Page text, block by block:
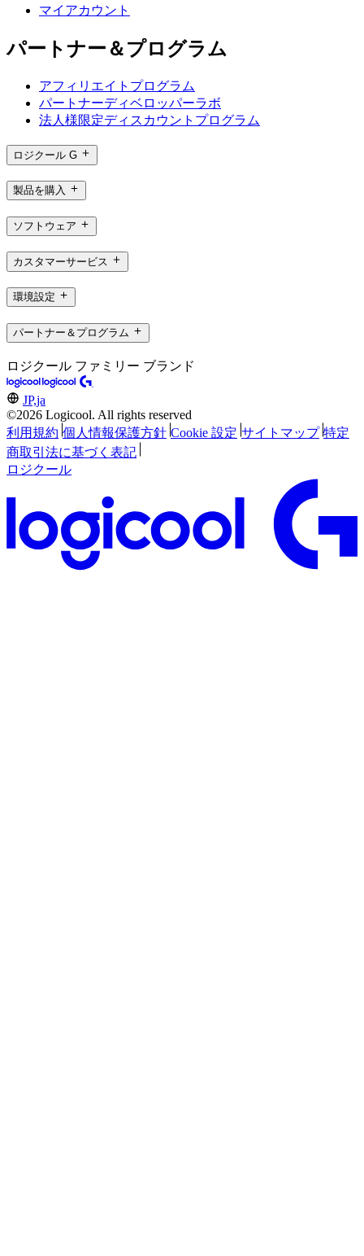
マイアカウント
パートナー＆プログラム
アフィリエイトプログラム
パートナーディベロッパーラボ
法人様限定ディスカウントプログラム
ロジクール G
製品を購入
ソフトウェア
カスタマーサービス
環境設定
パートナー＆プログラム
ロジクール ファミリー ブランド
JP,ja
©2026 Logicool. All rights reserved
利用規約 個人情報保護方針 Cookie 設定 サイトマップ 特定
商取引法に基づく表記
ロジクール